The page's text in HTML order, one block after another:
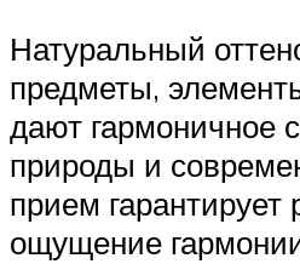
Натуральный
предметы,
дают гармоничное
природы и
прием гарантирует
ощущение